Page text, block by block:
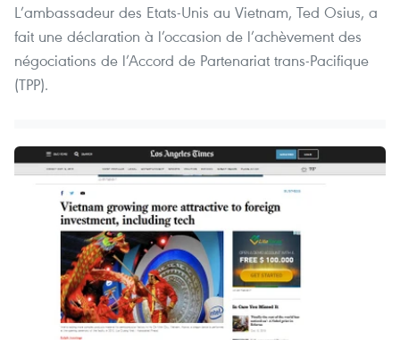
L’ambassadeur des Etats-Unis au Vietnam, Ted Osius, a
fait une déclaration à l’occasion de l’achèvement des
négociations de l’Accord de Partenariat trans-Pacifique
(TPP).